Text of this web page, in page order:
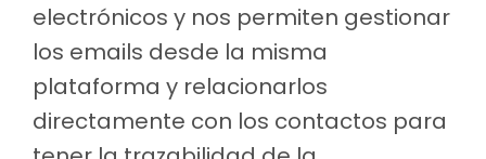
electrónicos y nos permiten gestionar
los emails desde la misma
plataforma y relacionarlos
directamente con los contactos para